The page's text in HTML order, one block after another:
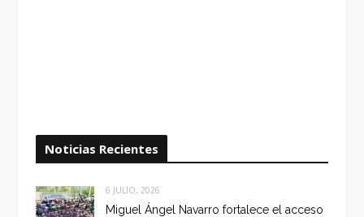
Noticias Recientes
6 JULIO, 2026
Miguel Ángel Navarro fortalece el acceso